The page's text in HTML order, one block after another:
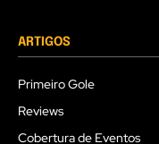
ARTIGOS
Primeiro Gole
Reviews
Cobertura de Eventos